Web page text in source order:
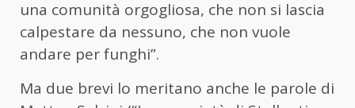
una comunità orgogliosa, che non si lascia
calpestare da nessuno, che non vuole
andare per funghi”.
Ma due brevi lo meritano anche le parole di